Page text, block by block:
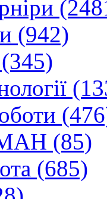
(942)
(85)
(685)